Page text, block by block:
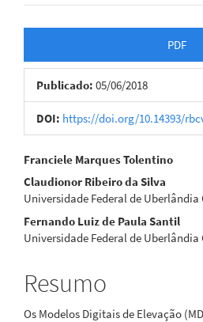
lateral
de
artigos
PDF
Publicado: 05/06/2018
DOI: https://doi.org/10.14393/
Conteúdo
do
artigo
principal
Franciele Marques Tolentino
Claudionor Ribeiro da Silva
Universidade Federal de
Fernando Luiz de Paula Santil
Universidade Federal de
Resumo
Os Modelos Digitais de Elevação